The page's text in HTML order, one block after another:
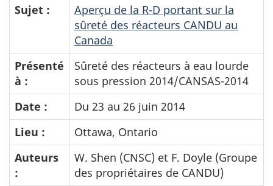
Sujet :
Aperçu de la R-D portant sur la
sûreté des réacteurs CANDU au
Canada
Présenté
à :
Sûreté des réacteurs à eau lourde
sous pression 2014/CANSAS-2014
Date :
Du 23 au 26 juin 2014
Lieu :
Ottawa, Ontario
Auteurs
:
W. Shen (CNSC) et F. Doyle (Groupe
des propriétaires de CANDU)